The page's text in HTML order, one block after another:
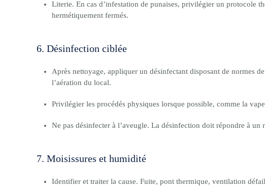
Literie. En cas d’infestation de punaises, privilégier un protocole
hermétiquement fermés.
6. Désinfection ciblée
Après nettoyage, appliquer un désinfectant disposant de normes
l’aération du local.
Privilégier les procédés physiques lorsque possible, comme la
Ne pas désinfecter à l’aveugle. La désinfection doit répondre à
7. Moisissures et humidité
Identifier et traiter la cause. Fuite, pont thermique, ventilation